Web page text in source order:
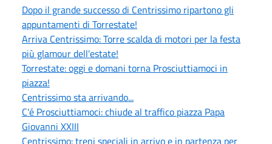
Dopo il grande successo di Centrissimo ripartono gli
appuntamenti di Torrestate!
Arriva Centrissimo: Torre scalda di motori per la festa
più glamour dell'estate!
Torrestate: oggi e domani torna Prosciuttiamoci in
piazza!
Centrissimo sta arrivando...
C'é Prosciuttiamoci: chiude al traffico piazza Papa
Giovanni XXIII